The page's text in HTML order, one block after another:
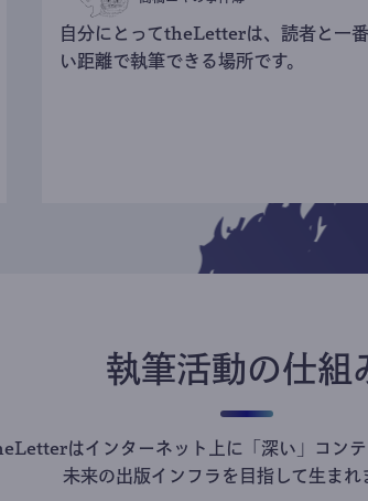
自分にとってtheLetterは、読者と一
い距離で執筆できる場所です。
執筆活動の仕組
はインターネット上に「深い」コン
未来の出版インフラを目指して生まれ